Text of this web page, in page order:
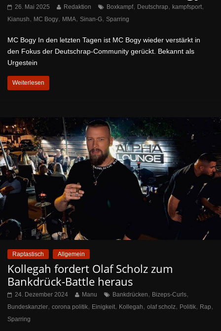
26. Mai 2025 Redaktion Boxkampf, Deutschrap, kampfsport,
Kianush, MC Bogy, MMA, Sinan-G, Sparring
MC Bogy In den letzten Tagen ist MC Bogy wieder verstärkt in
den Fokus der Deutschrap-Community gerückt. Bekannt als
Urgestein
Weiterlesen
Raptastisch Allgemein
Kollegah fordert Olaf Scholz zum
Bankdrück-Battle heraus
24. Dezember 2024 Manu Bankdrücken, Bizeps-Curls,
Bundeskanzler, corona politik, Einigkeit, Kollegah, olaf scholz, Politik, Rap,
Sparring